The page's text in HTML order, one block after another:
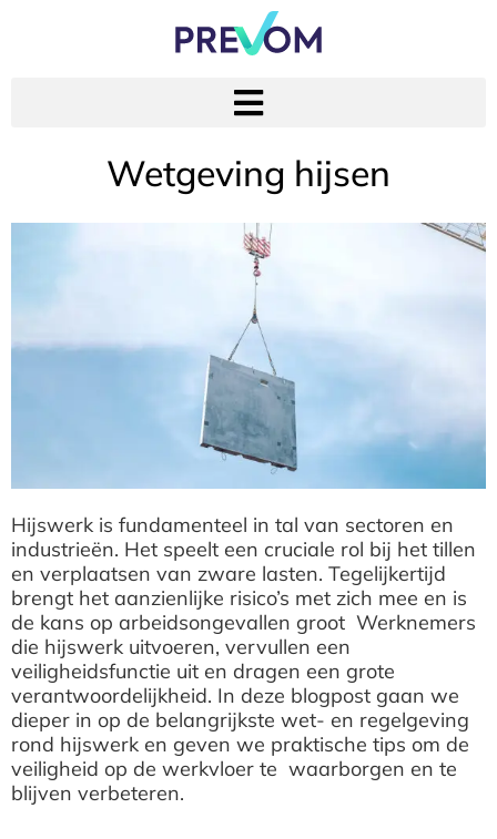
Wetgeving hijsen
Hijswerk is fundamenteel in tal van sectoren en
industrieën. Het speelt een cruciale rol bij het tillen
en verplaatsen van zware lasten. Tegelijkertijd
brengt het aanzienlijke risico’s met zich mee en is
de kans op arbeidsongevallen groot Werknemers
die hijswerk uitvoeren, vervullen een
veiligheidsfunctie uit en dragen een grote
verantwoordelijkheid. In deze blogpost gaan we
dieper in op de belangrijkste wet- en regelgeving
rond hijswerk en geven we praktische tips om de
veiligheid op de werkvloer te waarborgen en te
blijven verbeteren.